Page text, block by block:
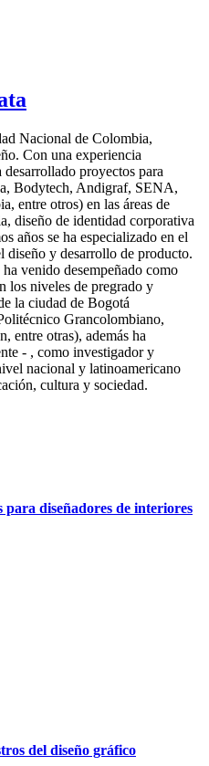
Nacional de Colombia,
Con una experiencia
proyectos para
Bodytech, Andigraf, SENA,
entre otros) en las áreas de
diseño de identidad corporativa
años se ha especializado en el
diseño y desarrollo de producto.
venido desempeñado como
los niveles de pregrado y
la ciudad de Bogotá
Grancolombiano,
entre otras), además ha
- , como investigador y
nacional y latinoamericano
cultura y sociedad.
diseñadores de interiores
del diseño gráfico